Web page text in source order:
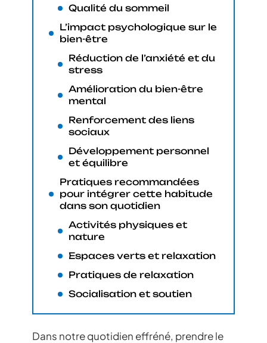
Qualité du sommeil
L’impact psychologique sur le
bien-être
Réduction de l’anxiété et du
stress
Amélioration du bien-être
mental
Renforcement des liens
sociaux
Développement personnel
et équilibre
Pratiques recommandées
pour intégrer cette habitude
dans son quotidien
Activités physiques et
nature
Espaces verts et relaxation
Pratiques de relaxation
Socialisation et soutien
Dans notre quotidien effréné, prendre le